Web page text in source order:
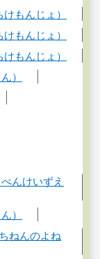
もんじょ）
もんじょ）
もんじょ）
）
んけいずえ
）
ねんのよね